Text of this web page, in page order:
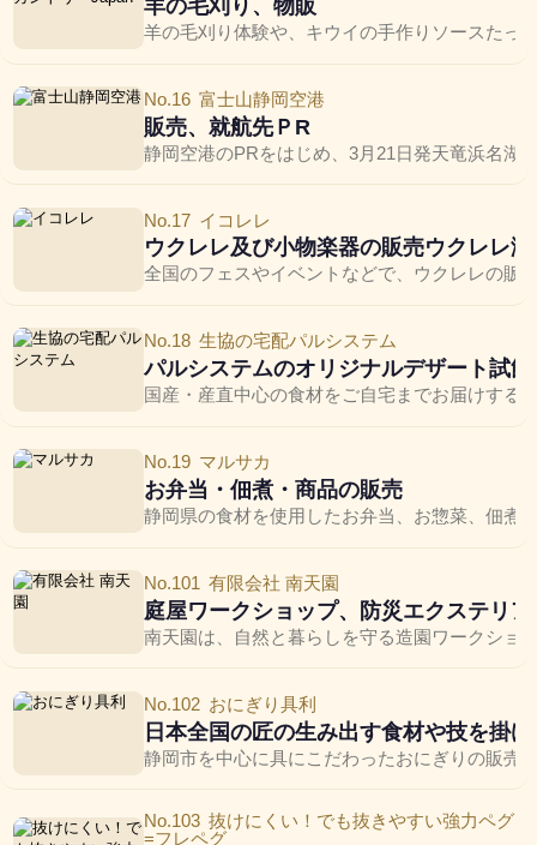
羊の毛刈り、物販
羊の毛刈り体験や、キウイの手作りソースたっ
No.16 富士山静岡空港
販売、就航先ＰR
静岡空港のPRをはじめ、3月21日発天竜浜名湖
No.17 イコレレ
ウクレレ及び小物楽器の販売ウクレレ
全国のフェスやイベントなどで、ウクレレの販
No.18 生協の宅配パルシステム
パルシステムのオリジナルデザート試
国産・産直中心の食材をご自宅までお届けする
No.19 マルサカ
お弁当・佃煮・商品の販売
静岡県の食材を使用したお弁当、お惣菜、佃煮
No.101 有限会社 南天園
庭屋ワークショップ、防災エクステリ
南天園は、自然と暮らしを守る造園ワークショ
No.102 おにぎり具利
日本全国の匠の生み出す食材や技を掛
静岡市を中心に具にこだわったおにぎりの販売
No.103 抜けにくい！でも抜きやすい強力ペグ
=フレペグ